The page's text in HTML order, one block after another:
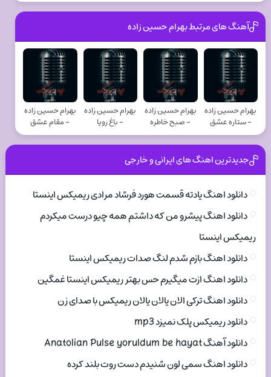
آهنگ های مرتبط بهرام حسین زاده
بهرام حسین زاده
- ستاره عشق
بهرام حسین زاده
- صبح خاطره
بهرام حسین زاده
- باغ رویا
بهرام حسین زاده
- مقام عشق
جدیدترین اهنگ های ایرانی و خارجی
دانلود اهنگ یادته قسمت هورد فرشاد مرادی ریمیکس اینستا
دانلود اهنگ پیشرو من که داشتم همه چیو درست میکردم
ریمیکس اینستا
دانلود اهنگ بازم شدم لنگ صدات ریمیکس اینستا
دانلود اهنگ ازت میگیرم حس بهتر ریمیکس اینستا غمگین
دانلود اهنگ ترکی الان یالان یالان ریمیکس با صدای زن
دانلود ریمیکس پلک نمیزد mp3
دانلود آهنگ Anatolian Pulse yoruldum be hayat
دانلود اهنگ سمی لون شنیدم دست روت بلند کرده